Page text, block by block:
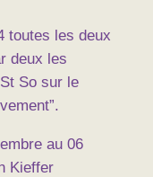
toutes les deux
deux les
So sur le
au 06
Kieffer